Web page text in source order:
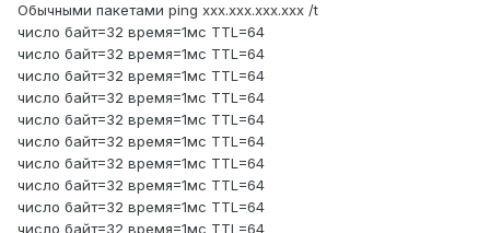
Обычными пакетами ping xxx.xxx.xxx.xxx /t
число байт=32 время=1мс TTL=64
число байт=32 время=1мс TTL=64
число байт=32 время=1мс TTL=64
число байт=32 время=1мс TTL=64
число байт=32 время=1мс TTL=64
число байт=32 время=1мс TTL=64
число байт=32 время=1мс TTL=64
число байт=32 время=1мс TTL=64
число байт=32 время=1мс TTL=64
число байт=32 время=1мс TTL=64